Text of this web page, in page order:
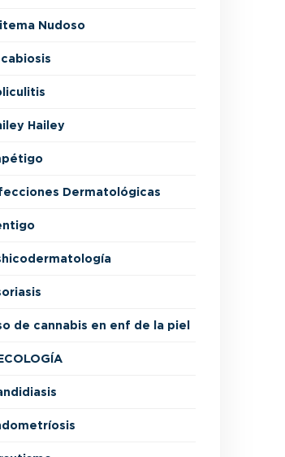
Nudoso
Hailey
Dermatológicas
de cannabis en enf de la piel